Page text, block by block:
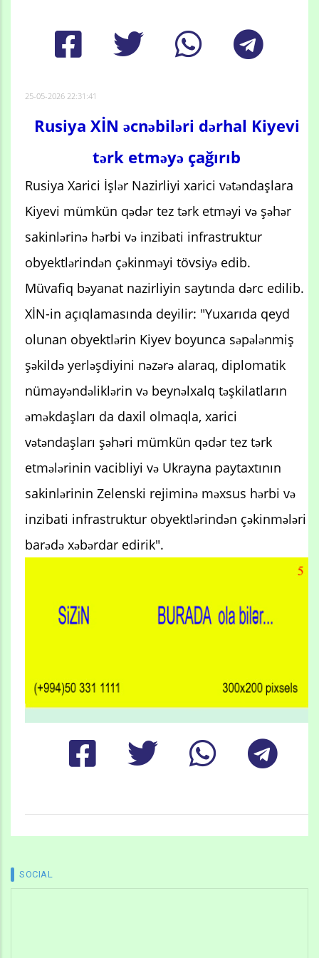
25-05-2026 22:31:41
Rusiya XİN əcnəbiləri dərhal Kiyevi
tərk etməyə çağırıb
Rusiya Xarici İşlər Nazirliyi xarici vətəndaşlara
Kiyevi mümkün qədər tez tərk etməyi və şəhər
sakinlərinə hərbi və inzibati infrastruktur
obyektlərindən çəkinməyi tövsiyə edib.
Müvafiq bəyanat nazirliyin saytında dərc edilib.
XİN-in açıqlamasında deyilir: "Yuxarıda qeyd
olunan obyektlərin Kiyev boyunca səpələnmiş
şəkildə yerləşdiyini nəzərə alaraq, diplomatik
nümayəndəliklərin və beynəlxalq təşkilatların
əməkdaşları da daxil olmaqla, xarici
vətəndaşları şəhəri mümkün qədər tez tərk
etmələrinin vacibliyi və Ukrayna paytaxtının
sakinlərinin Zelenski rejiminə məxsus hərbi və
inzibati infrastruktur obyektlərindən çəkinmələri
barədə xəbərdar edirik".
SOCIAL